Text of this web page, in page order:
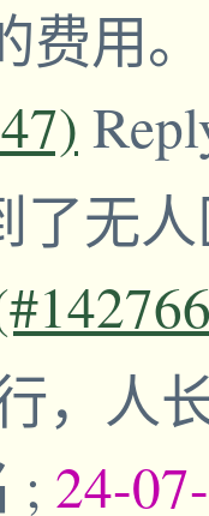
费用
了无
，人
; 24-